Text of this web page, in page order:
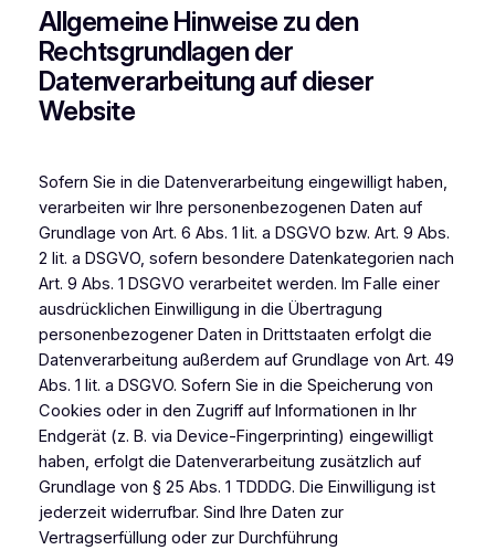
Allgemeine Hinweise zu den
Rechtsgrundlagen der
Datenverarbeitung auf dieser
Website
Sofern Sie in die Datenverarbeitung eingewilligt haben,
verarbeiten wir Ihre personenbezogenen Daten auf
Grundlage von Art. 6 Abs. 1 lit. a DSGVO bzw. Art. 9 Abs.
2 lit. a DSGVO, sofern besondere Datenkategorien nach
Art. 9 Abs. 1 DSGVO verarbeitet werden. Im Falle einer
ausdrücklichen Einwilligung in die Übertragung
personenbezogener Daten in Drittstaaten erfolgt die
Datenverarbeitung außerdem auf Grundlage von Art. 49
Abs. 1 lit. a DSGVO. Sofern Sie in die Speicherung von
Cookies oder in den Zugriff auf Informationen in Ihr
Endgerät (z. B. via Device-Fingerprinting) eingewilligt
haben, erfolgt die Datenverarbeitung zusätzlich auf
Grundlage von § 25 Abs. 1 TDDDG. Die Einwilligung ist
jederzeit widerrufbar. Sind Ihre Daten zur
Vertragserfüllung oder zur Durchführung